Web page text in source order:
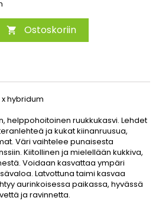
 Ostoskoriin
hybridum
helppohoitoinen ruukkukasvi. Lehdet
ja kukat kiinanruusua,
Väri vaihtelee punaisesta
Kiitollinen ja mielellään kukkiva,
Voidaan kasvattaa ympäri
Latvottuna taimi kasvaa
aurinkoisessa paikassa, hyvässä
ja ravinnetta.